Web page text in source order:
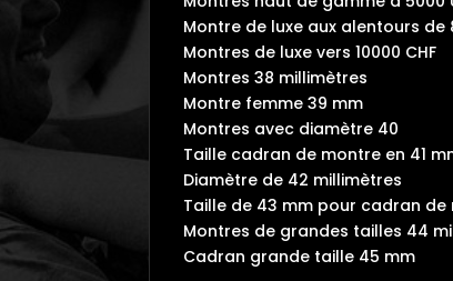
Montre de luxe aux alentours de
Montres de luxe vers 10000 CHF
Montres 38 millimètres
Montre femme 39 mm
Montres avec diamètre 40
Taille cadran de montre en 41
Diamètre de 42 millimètres
Taille de 43 mm pour cadran de
Montres de grandes tailles 44
Cadran grande taille 45 mm